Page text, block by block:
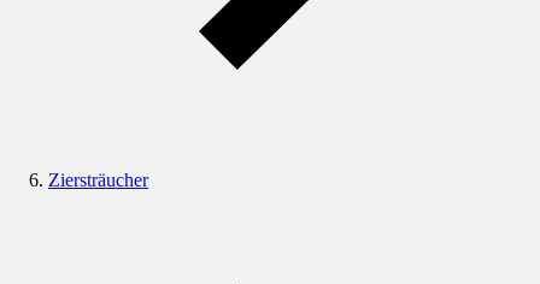
Ziersträucher